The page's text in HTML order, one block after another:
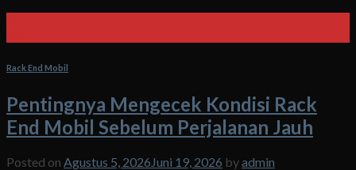
Rack End Mobil
Pentingnya Mengecek Kondisi Rack
End Mobil Sebelum Perjalanan Jauh
Posted on Agustus 5, 2026Juni 19, 2026 byadmin